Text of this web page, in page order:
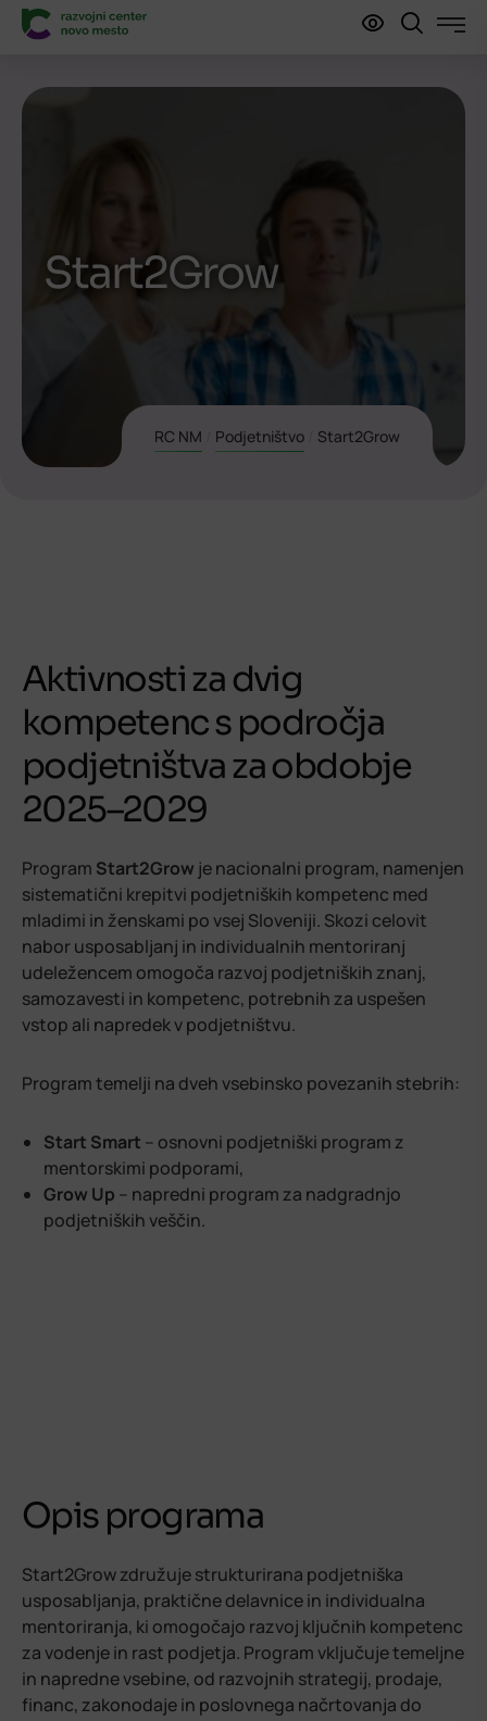
Start2Grow
RC NM Podjetništvo Start2Grow
Aktivnosti za dvig
kompetenc s področja
podjetništva za obdobje
2025–2029
Program Start2Grow je nacionalni program, namenjen
sistematični krepitvi podjetniških kompetenc med
mladimi in ženskami po vsej Sloveniji. Skozi celovit
nabor usposabljanj in individualnih mentoriranj
udeležencem omogoča razvoj podjetniških znanj,
samozavesti in kompetenc, potrebnih za uspešen
vstop ali napredek v podjetništvu.
Program temelji na dveh vsebinsko povezanih stebrih:
Start Smart – osnovni podjetniški program z
mentorskimi podporami,
Grow Up – napredni program za nadgradnjo
podjetniških veščin.
Opis programa
Start2Grow združuje strukturirana podjetniška
usposabljanja, praktične delavnice in individualna
mentoriranja, ki omogočajo razvoj ključnih kompetenc
za vodenje in rast podjetja. Program vključuje temeljne
in napredne vsebine, od razvojnih strategij, prodaje,
financ, zakonodaje in poslovnega načrtovanja do